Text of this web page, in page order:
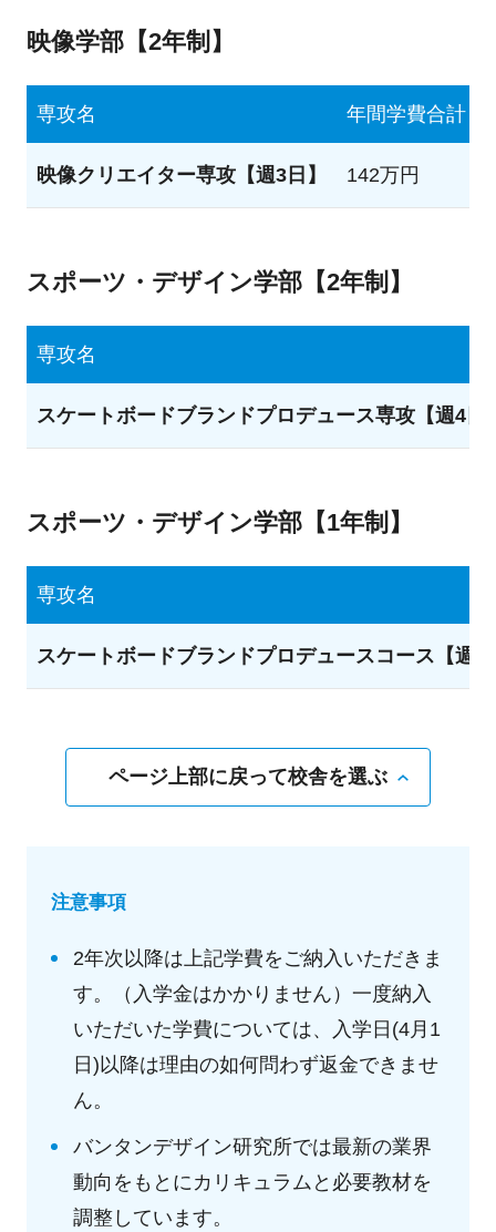
映像学部【2年制】
専攻名 年間学費合計
映像クリエイター専攻【週3日】 142万円
スポーツ・デザイン学部【2年制】
専攻名
スケートボードブランドプロデュース専攻【週4日
スポーツ・デザイン学部【1年制】
専攻名
スケートボードブランドプロデュースコース【週4
ページ上部に戻って校舎を選ぶ
注意事項
2年次以降は上記学費をご納入いただきま
す。（入学金はかかりません）一度納入
いただいた学費については、入学日(4月1
日)以降は理由の如何問わず返金できませ
ん。
バンタンデザイン研究所では最新の業界
動向をもとにカリキュラムと必要教材を
調整しています。